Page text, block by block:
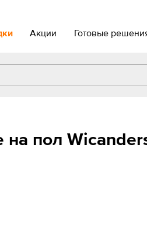
Акции Готовые
на пол